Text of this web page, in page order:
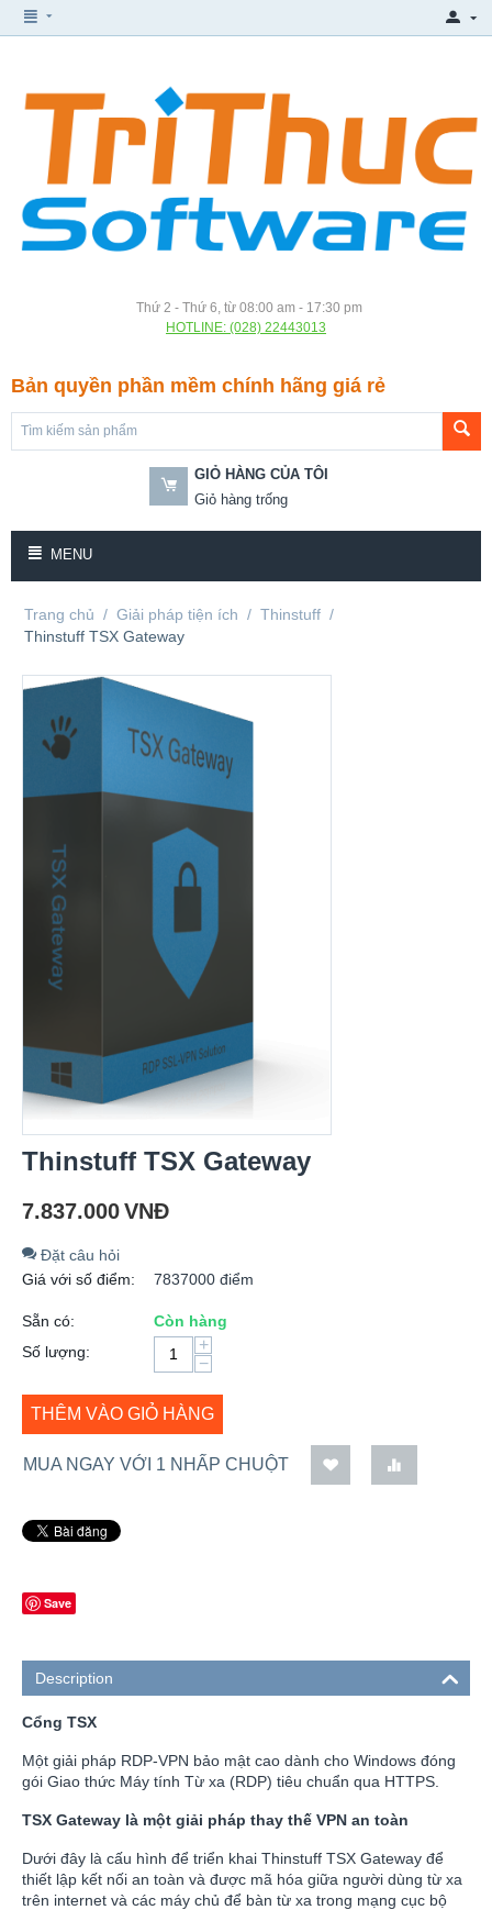
Thứ 2 - Thứ 6, từ 08:00 am - 17:30 pm
HOTLINE: (028) 22443013
Bản quyền phần mềm chính hãng giá rẻ
GIỎ HÀNG CỦA TÔI
Giỏ hàng trống
MENU
Trang chủ / Giải pháp tiện ích / Thinstuff /
Thinstuff TSX Gateway
Thinstuff TSX Gateway
7.837.000VNĐ
Đặt câu hỏi
Giá với số điểm:
7837000 điểm
Sẵn có:
Còn hàng
Số lượng:
+
−
THÊM VÀO GIỎ HÀNG
MUA NGAY VỚI 1 NHẤP CHUỘT
Save
Description
Cổng TSX
Một giải pháp RDP-VPN bảo mật cao dành cho Windows đóng
gói Giao thức Máy tính Từ xa (RDP) tiêu chuẩn qua HTTPS.
TSX Gateway là một giải pháp thay thế VPN an toàn
Dưới đây là cấu hình để triển khai Thinstuff TSX Gateway để
thiết lập kết nối an toàn và được mã hóa giữa người dùng từ xa
trên internet và các máy chủ để bàn từ xa trong mạng cục bộ